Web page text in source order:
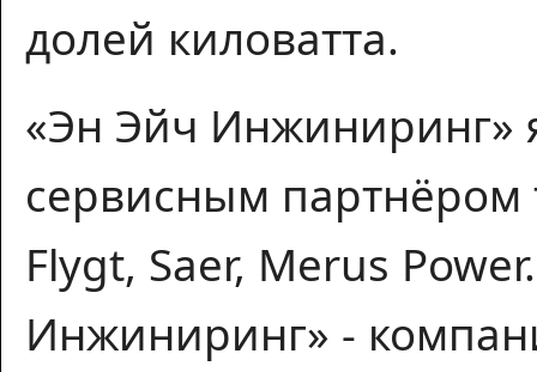
долей киловатта.
«Эн Эйч Инжиниринг»
сервисным партнёром
Flygt, Saer, Merus
Инжиниринг» -